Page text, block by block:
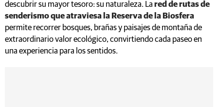
descubrir su mayor tesoro: su naturaleza. La red de rutas de
senderismo que atraviesa la Reserva de la Biosfera
permite recorrer bosques, brañas y paisajes de montaña de
extraordinario valor ecológico, convirtiendo cada paseo en
una experiencia para los sentidos.